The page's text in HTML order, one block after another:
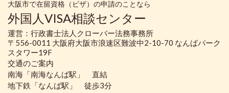
大阪市で在留資格（ビザ）の申請のことなら
外国人VISA相談センター
運営：行政書士法人クローバー法務事務所
〒556-0011 大阪府大阪市浪速区難波中2-10-70 なんばパーク
スタワー19F
交通のご案内
南海「南海なんば駅」 直結
地下鉄「なんば駅」 徒歩3分